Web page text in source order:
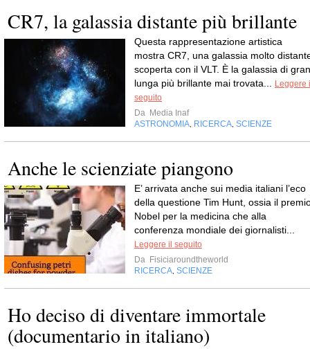
CR7, la galassia distante più brillante
Questa rappresentazione artistica
mostra CR7, una galassia molto
scoperta con il VLT. È la galassia di gran
lunga più brillante mai trovata...
Leggere
seguito
Da Media Inaf
ASTRONOMIA RICERCA SCIENZE
Anche le scienziate piangono
E’ arrivata anche sui media italiani l’eco
della questione Tim Hunt, ossia il
Nobel per la medicina che alla
conferenza mondiale dei giornalisti...
Leggere il seguito
Da Fisiciaroundtheworld
RICERCA SCIENZE
Ho deciso di diventare immortale
(documentario in italiano)